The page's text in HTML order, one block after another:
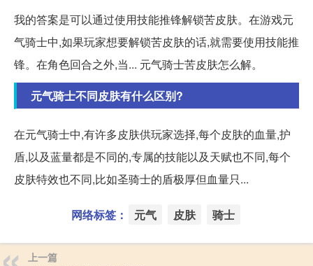
我的答案是可以通过使用技能推锋解锁苦皮肤。在游戏元
气骑士中,如果玩家想要解锁苦皮肤的话,就需要使用技能推
锋。在角色回合之外,当... 元气骑士苦皮肤怎么解。
元气骑士不同皮肤有什么区别?
在元气骑士中,有许多皮肤供玩家选择,每个皮肤的血量,护
盾,以及蓝量都是不同的,专属的技能以及天赋也不同,每个
皮肤特效也不同,比如圣骑士的盾极厚但血量只...
网络标签： 元气 皮肤 骑士
上一篇